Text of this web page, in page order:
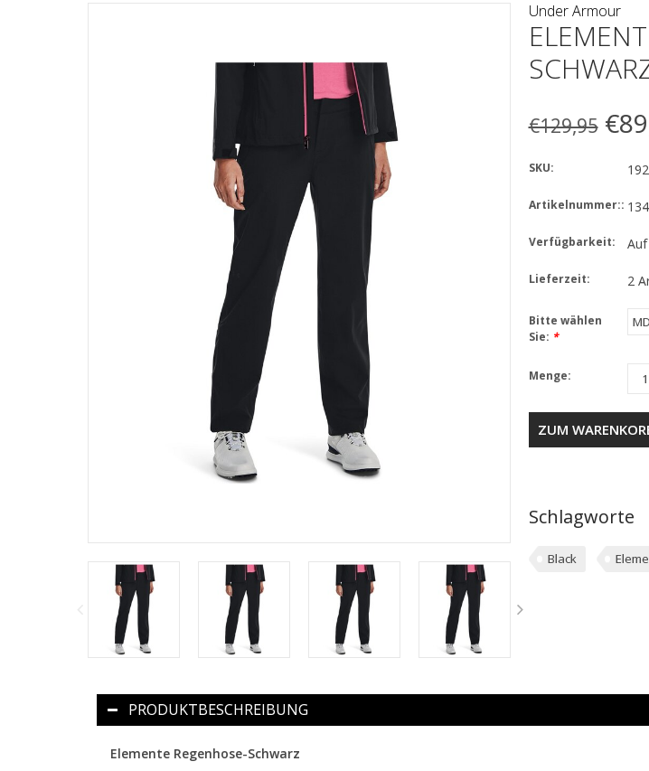
Under Armour
€129,95
SKU:
Artikelnummer::
Verfügbarkeit:
Lieferzeit: 2
Bitte wählen
Sie: *
Menge:
ZUM
Schlagworte
Black
PRODUKTBESCHREIBUNG
Elemente Regenhose-Schwarz